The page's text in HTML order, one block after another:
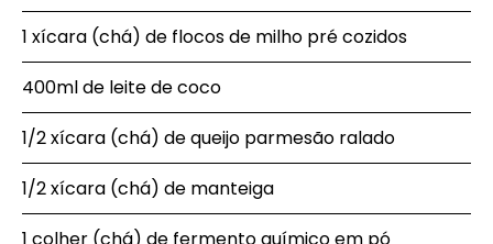
1 xícara (chá) de flocos de milho pré cozidos
400ml de leite de coco
1/2 xícara (chá) de queijo parmesão ralado
1/2 xícara (chá) de manteiga